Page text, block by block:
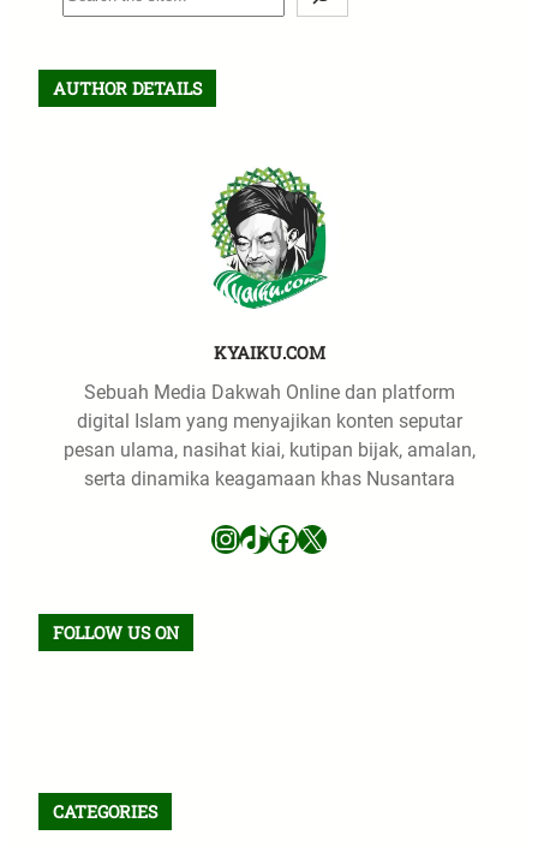
e
r
c
AUTHOR DETAILS
KYAIKU.COM
Sebuah Media Dakwah Online dan platform
digital Islam yang menyajikan konten seputar
pesan ulama, nasihat kiai, kutipan bijak, amalan,
serta dinamika keagamaan khas Nusantara
InstagramTikTok Facebook X
FOLLOW US ON
CATEGORIES